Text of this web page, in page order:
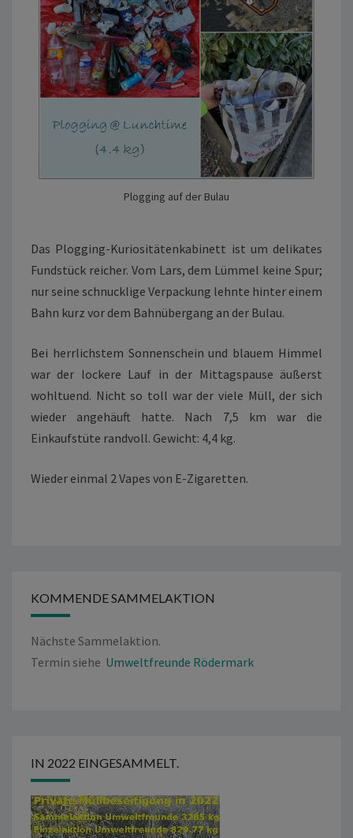
Plogging auf der Bulau
Das Plogging-Kuriositätenkabinett ist um delikates
Fundstück reicher. Vom Lars, dem Lümmel keine Spur;
nur seine schnucklige Verpackung lehnte hinter einem
Bahn kurz vor dem Bahnübergang an der Bulau.
Bei herrlichstem Sonnenschein und blauem Himmel
war der lockere Lauf in der Mittagspause äußerst
wohltuend. Nicht so toll war der viele Müll, der sich
wieder angehäuft hatte. Nach 7,5 km war die
Einkaufstüte randvoll. Gewicht: 4,4 kg.
Wieder einmal 2 Vapes von E-Zigaretten.
KOMMENDE SAMMELAKTION
Nächste Sammelaktion.
Termin siehe Umweltfreunde Rödermark
IN 2022 EINGESAMMELT.